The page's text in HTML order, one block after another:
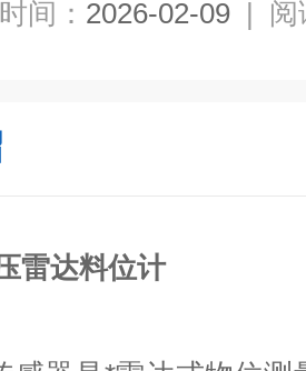
间： 2026-02-09 | 阅
雷达料位计